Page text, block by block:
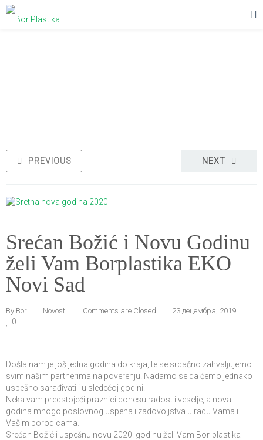
NEXT
PREVIOUS
Srećan Božić i Novu Godinu
želi Vam Borplastika EKO
Novi Sad
By Bor | Novosti | Comments are Closed | 23 децембра, 2019 |
0
Došla nam je još jedna godina do kraja, te se srdačno zahvaljujemo
svim našim partnerima na poverenju! Nadamo se da ćemo jednako
uspešno sarađivati i u sledećoj godini.
Neka vam predstojeći praznici donesu radost i veselje, a nova
godina mnogo poslovnog uspeha i zadovoljstva u radu Vama i
Vašim porodicama.
Srećan Božić i uspešnu novu 2020. godinu želi Vam Bor-plastika